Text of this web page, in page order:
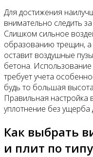
Для достижения
внимательно следить
Слишком сильное
образованию трещин,
оставит воздушные
бетона.
требует учета
будь то большая
Правильная настройка
уплотнение без ущерба
Как выбрать
и плит по